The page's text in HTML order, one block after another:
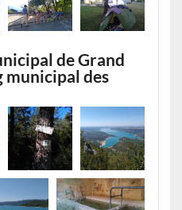
de Grand
municipal des